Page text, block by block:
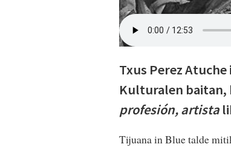
Txus Perez
Kulturalen baitan,
profesión, artista
Tijuana in Blue talde